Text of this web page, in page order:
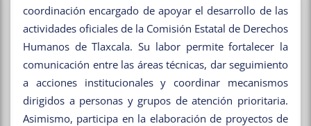
coordinación encargado de apoyar el desarrollo de las
actividades oficiales de la Comisión Estatal de Derechos
Humanos de Tlaxcala. Su labor permite fortalecer la
comunicación entre las áreas técnicas, dar seguimiento
a acciones institucionales y coordinar mecanismos
dirigidos a personas y grupos de atención prioritaria.
Asimismo, participa en la elaboración de proyectos de